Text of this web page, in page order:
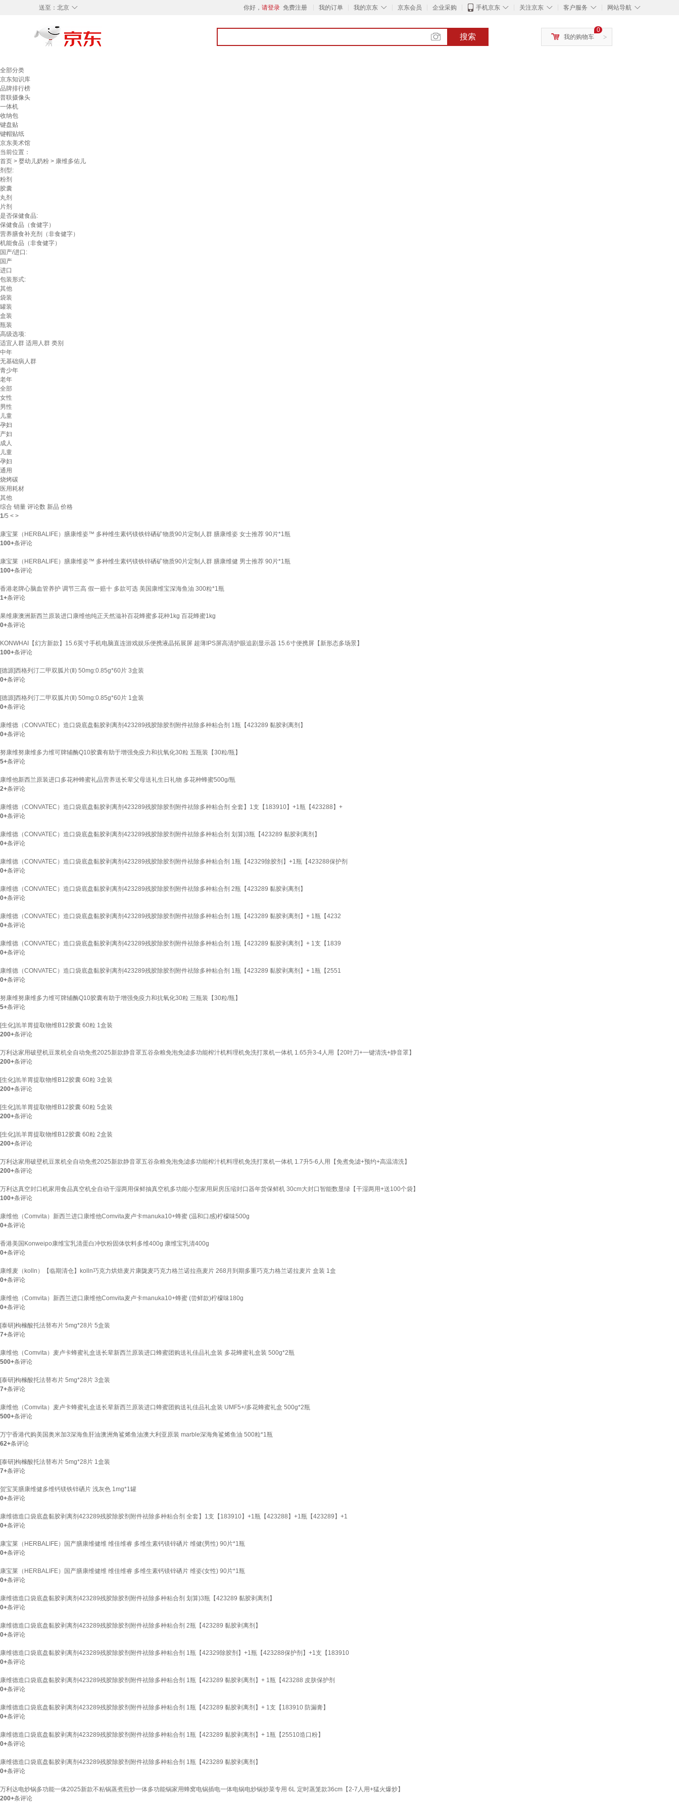
◇
送至： 北京 你好， 请登录 免费注册 我的订单 ◇
我的京东 京东会员 企业采购 ◇
手机京东 ◇
关注京东 ◇
客户服务 ◇
网站导航
搜索 >
0
我的购物车
全部分类
京东知识库
品牌排行榜
普联摄像头
一体机
收纳包
键盘贴
键帽贴纸
京东美术馆
当前位置：
首页 > 婴幼儿奶粉 > 康维多佑儿
剂型:
粉剂
胶囊
丸剂
片剂
是否保健食品:
保健食品（食健字）
营养膳食补充剂（非食健字）
机能食品（非食健字）
国产/进口:
国产
进口
包装形式:
其他
袋装
罐装
盒装
瓶装
高级选项:
适宜人群 适用人群 类别
中年
无基础病人群
青少年
老年
全部
女性
男性
儿童
孕妇
产妇
成人
儿童
孕妇
通用
烧烤碳
医用耗材
其他
综合 销量 评论数 新品 价格
1/5 < >
康宝莱（HERBALIFE）膳康维姿™ 多种维生素钙镁铁锌硒矿物质90片定制人群 膳康维姿 女士推荐 90片*1瓶
100+条评论
康宝莱（HERBALIFE）膳康维姿™ 多种维生素钙镁铁锌硒矿物质90片定制人群 膳康维健 男士推荐 90片*1瓶
100+条评论
香港老牌心脑血管养护 调节三高 假一赔十 多款可选 美国康维宝深海鱼油 300粒*1瓶
1+条评论
果维康澳洲新西兰原装进口康维他纯正天然滋补百花蜂蜜多花种1kg 百花蜂蜜1kg
0+条评论
KONWHAI【幻方新款】15.6英寸手机电脑直连游戏娱乐便携液晶拓展屏 超薄IPS屏高清护眼追剧显示器 15.6寸便携屏【新形态多场景】
100+条评论
[德源]西格列汀二甲双胍片(Ⅱ) 50mg:0.85g*60片 3盒装
0+条评论
[德源]西格列汀二甲双胍片(Ⅱ) 50mg:0.85g*60片 1盒装
0+条评论
康维德（CONVATEC）造口袋底盘黏胶剥离剂423289残胶除胶剂附件祛除多种粘合剂 1瓶【423289 黏胶剥离剂】
0+条评论
努康维努康维多力维可牌辅酶Q10胶囊有助于增强免疫力和抗氧化30粒 五瓶装【30粒/瓶】
5+条评论
康维他新西兰原装进口多花种蜂蜜礼品营养送长辈父母送礼生日礼物 多花种蜂蜜500g/瓶
2+条评论
康维德（CONVATEC）造口袋底盘黏胶剥离剂423289残胶除胶剂附件祛除多种粘合剂 全套】1支【183910】+1瓶【423288】+
0+条评论
康维德（CONVATEC）造口袋底盘黏胶剥离剂423289残胶除胶剂附件祛除多种粘合剂 划算)3瓶【423289 黏胶剥离剂】
0+条评论
康维德（CONVATEC）造口袋底盘黏胶剥离剂423289残胶除胶剂附件祛除多种粘合剂 1瓶【42329除胶剂】+1瓶【423288保护剂
0+条评论
康维德（CONVATEC）造口袋底盘黏胶剥离剂423289残胶除胶剂附件祛除多种粘合剂 2瓶【423289 黏胶剥离剂】
0+条评论
康维德（CONVATEC）造口袋底盘黏胶剥离剂423289残胶除胶剂附件祛除多种粘合剂 1瓶【423289 黏胶剥离剂】+ 1瓶【4232
0+条评论
康维德（CONVATEC）造口袋底盘黏胶剥离剂423289残胶除胶剂附件祛除多种粘合剂 1瓶【423289 黏胶剥离剂】+ 1支【1839
0+条评论
康维德（CONVATEC）造口袋底盘黏胶剥离剂423289残胶除胶剂附件祛除多种粘合剂 1瓶【423289 黏胶剥离剂】+ 1瓶【2551
0+条评论
努康维努康维多力维可牌辅酶Q10胶囊有助于增强免疫力和抗氧化30粒 三瓶装【30粒/瓶】
5+条评论
[生化]羔羊胃提取物维B12胶囊 60粒 1盒装
200+条评论
万利达家用破壁机豆浆机全自动免煮2025新款静音罩五谷杂粮免泡免滤多功能榨汁机料理机免洗打浆机一体机 1.65升3-4人用【20叶刀+一键清洗+静音罩】
200+条评论
[生化]羔羊胃提取物维B12胶囊 60粒 3盒装
200+条评论
[生化]羔羊胃提取物维B12胶囊 60粒 5盒装
200+条评论
[生化]羔羊胃提取物维B12胶囊 60粒 2盒装
200+条评论
万利达家用破壁机豆浆机全自动免煮2025新款静音罩五谷杂粮免泡免滤多功能榨汁机料理机免洗打浆机一体机 1.7升5-6人用【免煮免滤+预约+高温清洗】
200+条评论
万利达真空封口机家用食品真空机全自动干湿两用保鲜抽真空机多功能小型家用厨房压缩封口器年货保鲜机 30cm大封口智能数显绿【干湿两用+送100个袋】
100+条评论
康维他（Comvita）新西兰进口康维他Comvita麦卢卡manuka10+蜂蜜 (温和口感)柠檬味500g
0+条评论
香港美国Konweipo康维宝乳清蛋白冲饮粉固体饮料多维400g 康维宝乳清400g
0+条评论
康维麦（kolln）【临期清仓】kolln巧克力烘焙麦片康陇麦巧克力格兰诺拉燕麦片 268月到期多重巧克力格兰诺拉麦片 盒装 1盒
0+条评论
康维他（Comvita）新西兰进口康维他Comvita麦卢卡manuka10+蜂蜜 (尝鲜款)柠檬味180g
0+条评论
[泰研]枸橼酸托法替布片 5mg*28片 5盒装
7+条评论
康维他（Comvita）麦卢卡蜂蜜礼盒送长辈新西兰原装进口蜂蜜团购送礼佳品礼盒装 多花蜂蜜礼盒装 500g*2瓶
500+条评论
[泰研]枸橼酸托法替布片 5mg*28片 3盒装
7+条评论
康维他（Comvita）麦卢卡蜂蜜礼盒送长辈新西兰原装进口蜂蜜团购送礼佳品礼盒装 UMF5+/多花蜂蜜礼盒 500g*2瓶
500+条评论
万宁香港代购美国奥米加3深海鱼肝油澳洲角鲨烯鱼油澳大利亚原装 marble深海角鲨烯鱼油 500粒*1瓶
62+条评论
[泰研]枸橼酸托法替布片 5mg*28片 1盒装
7+条评论
贺宝芙膳康维健多维钙镁铁锌硒片 浅灰色 1mg*1罐
0+条评论
康维德造口袋底盘黏胶剥离剂423289残胶除胶剂附件祛除多种粘合剂 全套】1支【183910】+1瓶【423288】+1瓶【423289】+1
0+条评论
康宝莱（HERBALIFE）国产膳康维健维 维佳维睿 多维生素钙镁锌硒片 维健(男性) 90片*1瓶
0+条评论
康宝莱（HERBALIFE）国产膳康维健维 维佳维睿 多维生素钙镁锌硒片 维姿(女性) 90片*1瓶
0+条评论
康维德造口袋底盘黏胶剥离剂423289残胶除胶剂附件祛除多种粘合剂 划算)3瓶【423289 黏胶剥离剂】
0+条评论
康维德造口袋底盘黏胶剥离剂423289残胶除胶剂附件祛除多种粘合剂 2瓶【423289 黏胶剥离剂】
0+条评论
康维德造口袋底盘黏胶剥离剂423289残胶除胶剂附件祛除多种粘合剂 1瓶【42329除胶剂】+1瓶【423288保护剂】+1支【183910
0+条评论
康维德造口袋底盘黏胶剥离剂423289残胶除胶剂附件祛除多种粘合剂 1瓶【423289 黏胶剥离剂】+ 1瓶【423288 皮肤保护剂
0+条评论
康维德造口袋底盘黏胶剥离剂423289残胶除胶剂附件祛除多种粘合剂 1瓶【423289 黏胶剥离剂】+ 1支【183910 防漏膏】
0+条评论
康维德造口袋底盘黏胶剥离剂423289残胶除胶剂附件祛除多种粘合剂 1瓶【423289 黏胶剥离剂】+ 1瓶【25510造口粉】
0+条评论
康维德造口袋底盘黏胶剥离剂423289残胶除胶剂附件祛除多种粘合剂 1瓶【423289 黏胶剥离剂】
0+条评论
万利达电炒锅多功能一体2025新款不粘锅蒸煮煎炒一体多功能锅家用蜂窝电锅插电一体电锅电炒锅炒菜专用 6L 定时蒸笼款36cm【2-7人用+猛火爆炒】
200+条评论